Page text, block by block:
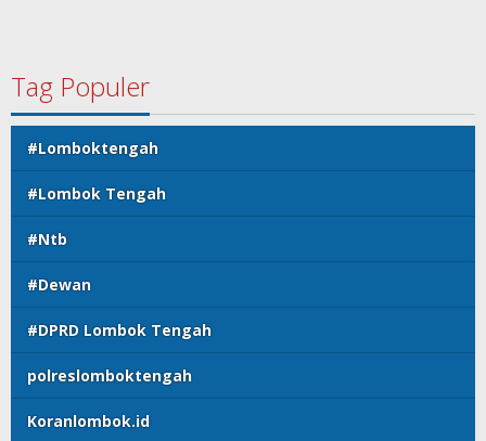
Tag Populer
#Lomboktengah
#Lombok Tengah
#Ntb
#Dewan
#DPRD Lombok Tengah
polreslomboktengah
Koranlombok.id